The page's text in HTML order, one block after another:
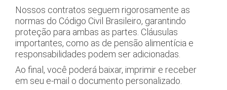
Nossos contratos seguem rigorosamente as
normas do Código Civil Brasileiro, garantindo
proteção para ambas as partes. Cláusulas
importantes, como as de pensão alimentícia e
responsabilidades podem ser adicionadas.
Ao final, você poderá baixar, imprimir e receber
em seu e-mail o documento personalizado.